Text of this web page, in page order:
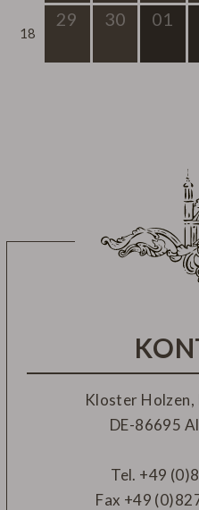
18
29 30 01
Kloster
DE-86695
Tel. +49
Fax +49